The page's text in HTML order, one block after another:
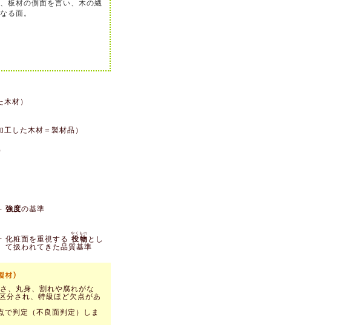
板材の側面を言い、木の繊
る面。
材）
した木材＝製材品）
強度の基準
化粧面を重視する 役物
やくもの
とし
て扱われてきた品質基準
、丸身、割れや腐れがな
分され、特級ほど欠点があ
判定（不良面判定）しま